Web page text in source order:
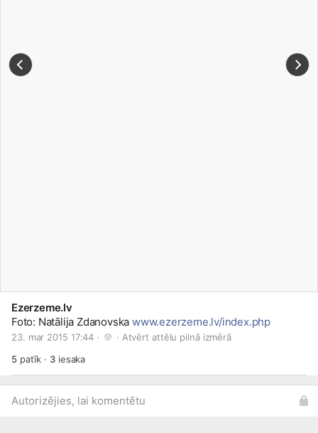
Ezerzeme.lv
Foto: Natālija Zdanovskawww.ezerzeme.lv/index.php
23. mar 2015 17:44 · · Atvērt attēlu pilnā izmērā
5patīk · 3iesaka
Autorizējies, lai komentētu